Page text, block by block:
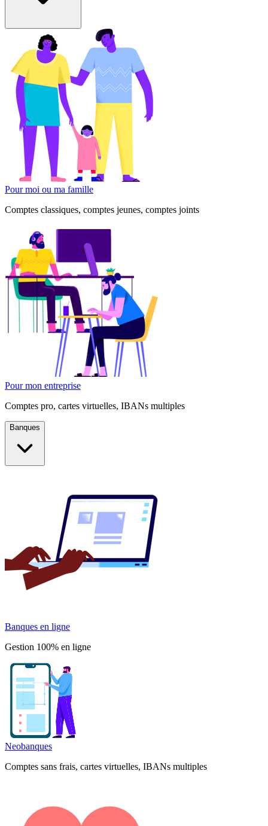
Pour moi ou ma famille
Comptes classiques, comptes jeunes, comptes joints
Pour mon entreprise
Comptes pro, cartes virtuelles, IBANs multiples
Banques
Banques en ligne
Gestion 100% en ligne
Neobanques
Comptes sans frais, cartes virtuelles, IBANs multiples